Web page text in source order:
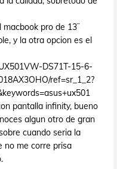
pro de 13¨
y la otra opcion es el
DS71T-15-6-
ref=sr_1_2?
pantalla infinity, bueno
algun otro de gran
cuando seria la
no me corre prisa